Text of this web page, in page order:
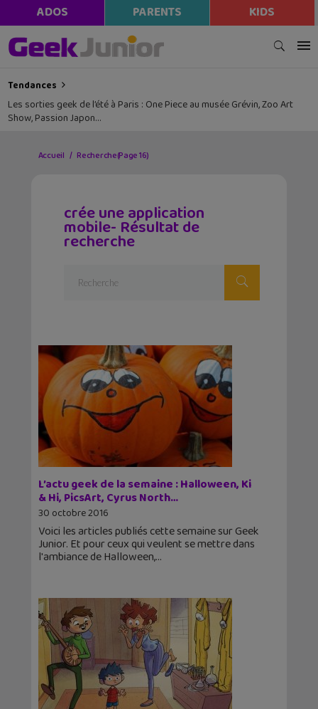
ADOS PARENTS KIDS
Tendances
Les sorties geek de l’été à Paris : One Piece au musée Grévin, Zoo Art
Show, Passion Japon…
Accueil Recherche(Page 16)
crée une application
mobile- Résultat de
recherche
L’actu geek de la semaine : Halloween, Ki
& Hi, PicsArt, Cyrus North…
30 octobre 2016
Voici les articles publiés cette semaine sur Geek
Junior. Et pour ceux qui veulent se mettre dans
l'ambiance de Halloween,